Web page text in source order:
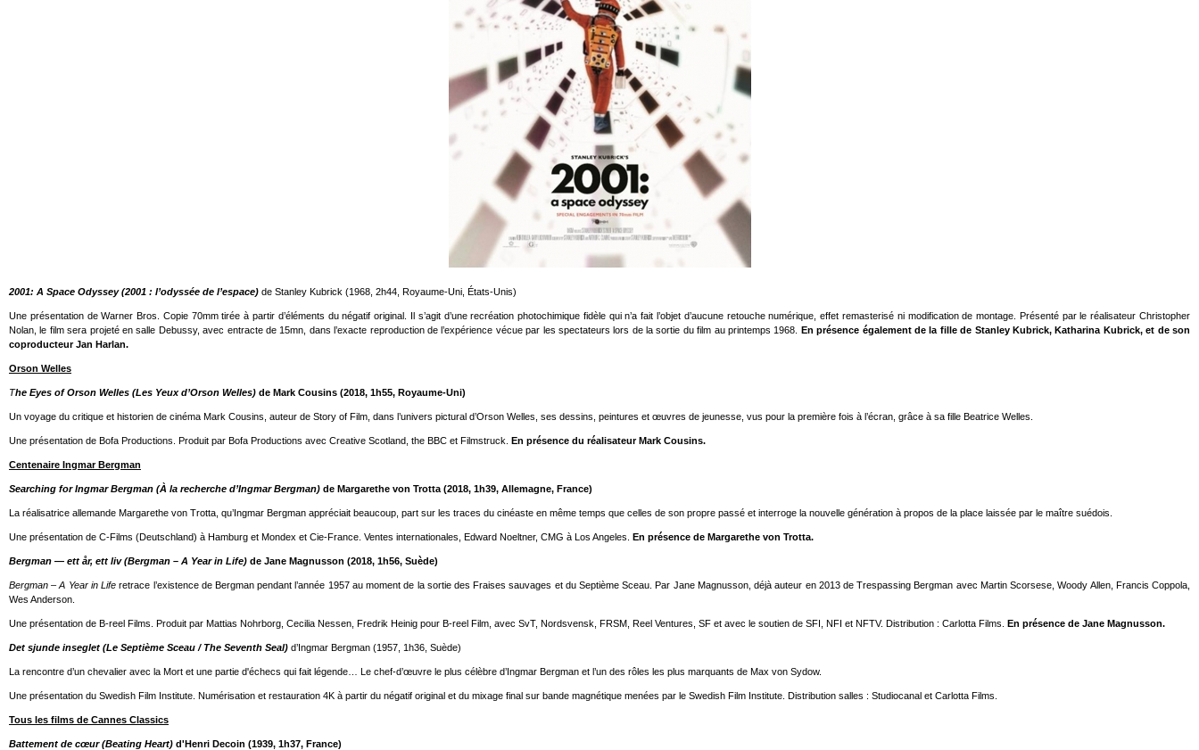
2001: A Space Odyssey (2001 : l’odyssée de l’espace) de Stanley Kubrick (1968, 2h44, Royaume-Uni, États-Unis)
Une présentation de Warner Bros. Copie 70mm tirée à partir d’éléments du négatif original. Il s’agit d’une recréation photochimique fidèle qui n’a fait l’objet d’aucune retouche numérique, effet remasterisé ni modification de montage. Présenté par le réalisateur Christopher
Nolan, le film sera projeté en salle Debussy, avec entracte de 15mn, dans l’exacte reproduction de l’expérience vécue par les spectateurs lors de la sortie du film au printemps 1968. En présence également de la fille de Stanley Kubrick, Katharina Kubrick, et de son
coproducteur Jan Harlan.
Orson Welles
The Eyes of Orson Welles (Les Yeux d’Orson Welles) de Mark Cousins (2018, 1h55, Royaume-Uni)
Un voyage du critique et historien de cinéma Mark Cousins, auteur de Story of Film, dans l’univers pictural d’Orson Welles, ses dessins, peintures et œuvres de jeunesse, vus pour la première fois à l’écran, grâce à sa fille Beatrice Welles.
Une présentation de Bofa Productions. Produit par Bofa Productions avec Creative Scotland, the BBC et Filmstruck. En présence du réalisateur Mark Cousins.
Centenaire Ingmar Bergman
Searching for Ingmar Bergman (À la recherche d’Ingmar Bergman) de Margarethe von Trotta (2018, 1h39, Allemagne, France)
La réalisatrice allemande Margarethe von Trotta, qu’Ingmar Bergman appréciait beaucoup, part sur les traces du cinéaste en même temps que celles de son propre passé et interroge la nouvelle génération à propos de la place laissée par le maître suédois.
Une présentation de C-Films (Deutschland) à Hamburg et Mondex et Cie-France. Ventes internationales, Edward Noeltner, CMG à Los Angeles. En présence de Margarethe von Trotta.
Bergman — ett år, ett liv (Bergman – A Year in Life) de Jane Magnusson (2018, 1h56, Suède)
Bergman – A Year in Life retrace l’existence de Bergman pendant l’année 1957 au moment de la sortie des Fraises sauvages et du Septième Sceau. Par Jane Magnusson, déjà auteur en 2013 de Trespassing Bergman avec Martin Scorsese, Woody Allen, Francis Coppola,
Wes Anderson.
Une présentation de B-reel Films. Produit par Mattias Nohrborg, Cecilia Nessen, Fredrik Heinig pour B-reel Film, avec SvT, Nordsvensk, FRSM, Reel Ventures, SF et avec le soutien de SFI, NFI et NFTV. Distribution : Carlotta Films. En présence de Jane Magnusson.
Det sjunde inseglet (Le Septième Sceau / The Seventh Seal) d’Ingmar Bergman (1957, 1h36, Suède)
La rencontre d’un chevalier avec la Mort et une partie d'échecs qui fait légende… Le chef-d’œuvre le plus célèbre d’Ingmar Bergman et l’un des rôles les plus marquants de Max von Sydow.
Une présentation du Swedish Film Institute. Numérisation et restauration 4K à partir du négatif original et du mixage final sur bande magnétique menées par le Swedish Film Institute. Distribution salles : Studiocanal et Carlotta Films.
Tous les films de Cannes Classics
Battement de cœur (Beating Heart) d'Henri Decoin (1939, 1h37, France)